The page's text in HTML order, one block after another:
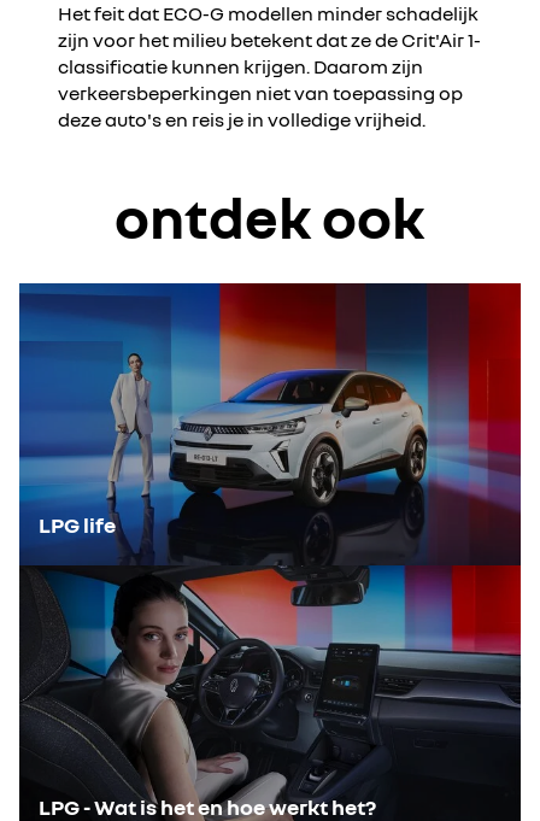
Het feit dat ECO-G modellen minder schadelijk
zijn voor het milieu betekent dat ze de Crit'Air 1-
classificatie kunnen krijgen. Daarom zijn
verkeersbeperkingen niet van toepassing op
deze auto's en reis je in volledige vrijheid.
ontdek ook
LPG life
LPG - Wat is het en hoe werkt het?